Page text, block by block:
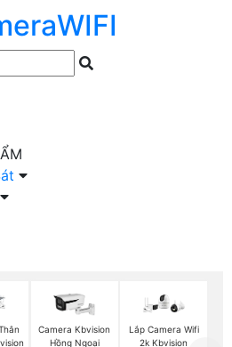
WIFI
Camera Kbvision
Hồng Ngoại
Lắp Camera Wifi
2k Kbvision